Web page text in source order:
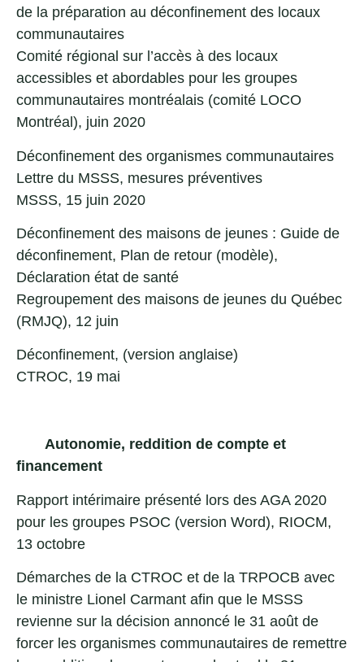
de la préparation au déconfinement des locaux
communautaires
Comité régional sur l’accès à des locaux
accessibles et abordables pour les groupes
communautaires montréalais (comité LOCO
Montréal), juin 2020
Déconfinement des organismes communautaires
Lettre du MSSS, mesures préventives
MSSS, 15 juin 2020
Déconfinement des maisons de jeunes : Guide de
déconfinement, Plan de retour (modèle),
Déclaration état de santé
Regroupement des maisons de jeunes du Québec
(RMJQ), 12 juin
Déconfinement, (version anglaise)
CTROC, 19 mai
Autonomie, reddition de compte et
financement
Rapport intérimaire présenté lors des AGA 2020
pour les groupes PSOC (version Word), RIOCM,
13 octobre
Démarches de la CTROC et de la TRPOCB avec
le ministre Lionel Carmant afin que le MSSS
revienne sur la décision annoncé le 31 août de
forcer les organismes communautaires de remettre